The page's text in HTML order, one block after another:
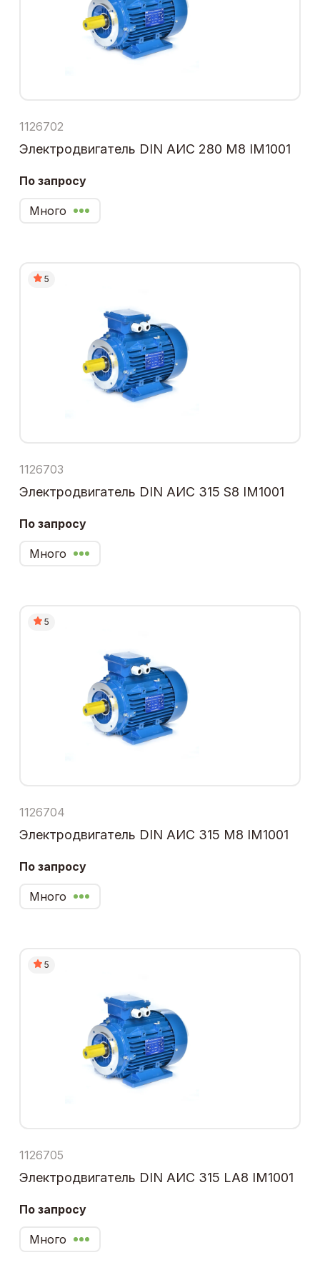
1126702
Электродвигатель DIN АИС 280 М8 IM1001
По запросу
Много
5
1126703
Электродвигатель DIN АИС 315 S8 IM1001
По запросу
Много
5
1126704
Электродвигатель DIN АИС 315 М8 IM1001
По запросу
Много
5
1126705
Электродвигатель DIN АИС 315 LA8 IM1001
По запросу
Много